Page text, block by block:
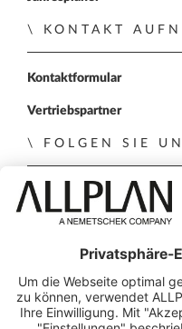
KONTAKT
Kontaktformular
Vertriebspartner
FOLGEN SIE
ALLPLAN auf
© ALLPLAN Österreich
ALLPLAN ist Teil der